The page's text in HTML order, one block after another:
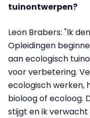
tuinontwerpen?
Leon Brabers: "Ik
Opleidingen
aan ecologisch
voor verbetering.
ecologisch werken,
bioloog of ecoloog.
stijgt en ik